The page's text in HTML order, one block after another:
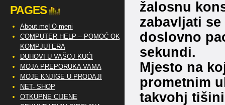
žalosnu
zabavljati
doslovno
sekundi.
Mjesto na
prometnim
takvohj
PAGES
About me| O meni
COMPUTER HELP – POMOĆ OKO
KOMPJUTERA
DUHOVI U VAŠOJ KUĆI
MOJA PREPORUKA VAMA
MOJE KNJIGE U PRODAJI
NET- SHOP
OTKUPNE CIJENE